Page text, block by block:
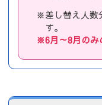
※差し替え人数
す。
※6月～8月のみ